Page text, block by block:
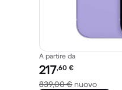
A partire da
Prezzo del
217,60 €
839,00 € nuovo